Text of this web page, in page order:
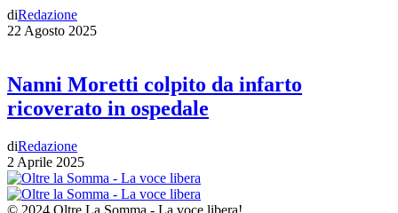
diRedazione
22 Agosto 2025
Nanni Moretti colpito da infarto
ricoverato in ospedale
diRedazione
2 Aprile 2025
© 2024 Oltre La Somma - La voce libera!